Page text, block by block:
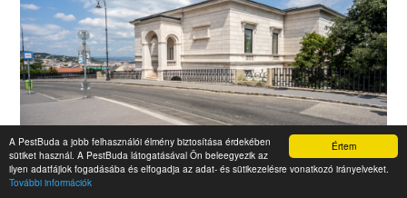
Értem
A PestBuda a jobb felhasználói élmény biztosítása érdekében
sütiket használ. A PestBuda látogatásával Ön beleegyezik az
ilyen adatfájlok fogadásába és elfogadja az adat- és sütikezelésre vonatkozó irányelveket.
További információk
A villa a Dísz tér felől napjainkban (Fotó: Both